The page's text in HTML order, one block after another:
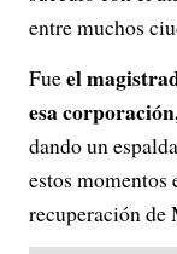
entre muchos
Fueel
esa
dando un
estos momentos
recuperación